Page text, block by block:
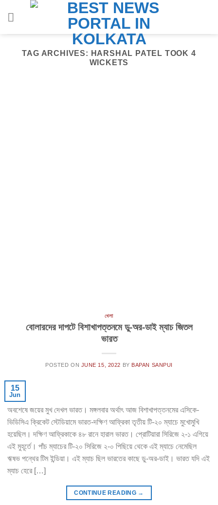
TAG ARCHIVES: HARSHAL PATEL TOOK 4
WICKETS
খেলা
বোলারদের দাপটে বিশাখাপত্তনমে ডু-অর-ডাই ম্যাচ জিতল
ভারত
POSTED ON JUNE 15, 2022 BY BAPAN SANPUI
15
Jun
অবশেষে জয়ের মুখ দেখল ভারত। মঙ্গলবার অর্থাৎ আজ বিশাখাপত্তনমের এসিকে-
ভিডিসিএ ক্রিকেট স্টেডিয়ামে ভারত-দক্ষিণ আফ্রিকা তৃতীয় টি-২০ ম্যাচে মুখোমুখি
হয়েছিল। দক্ষিণ আফ্রিকাকে ৪৮ রানে হারাল ভারত। প্রোটিয়ারা সিরিজে ২-১ এগিয়ে
এই মুহূর্তে। পাঁচ ম্যাচের টি-২০ সিরিজে ২-০ পিছিয়ে থেকে এই ম্যাচে নেমেছিল
ঋষভ পন্থের টিম ইন্ডিয়া। এই ম্যাচ ছিল ভারতের কাছে ডু-অর-ডাই। ভারত যদি এই
ম্যাচ হেরে […]
CONTINUE READING →